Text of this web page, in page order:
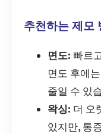
추천하는 제모
면도: 빠르
면도 후에
줄일 수 있
왁싱: 더 오
있지만, 통